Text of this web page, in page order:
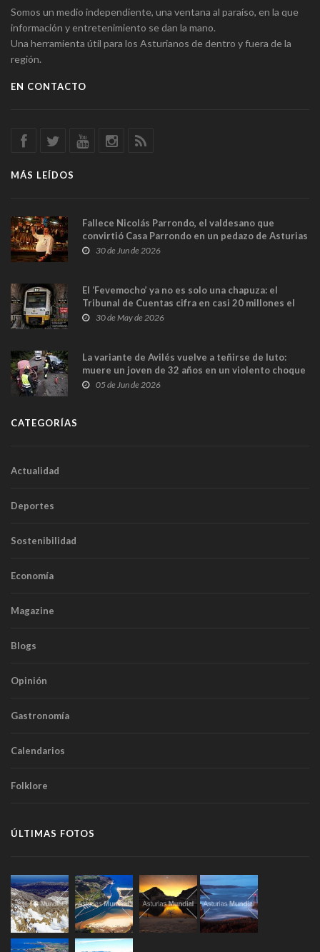
Somos un medio independiente, una ventana al paraíso, en la que
información y entretenimiento se dan la mano.
Una herramienta útil para los Asturianos de dentro y fuera de la
región.
EN CONTACTO
MÁS LEÍDOS
Fallece Nicolás Parrondo, el valdesano que
convirtió Casa Parrondo en un pedazo de Asturias
en Madrid
30 de Jun de 2026
El ‘Fevemocho’ ya no es solo una chapuza: el
Tribunal de Cuentas cifra en casi 20 millones el
sobrecoste de los trenes que no cabían por los
30 de May de 2026
La variante de Avilés vuelve a teñirse de luto:
muere un joven de 32 años en un violento choque
frontal
05 de Jun de 2026
CATEGORÍAS
Actualidad
Deportes
Sostenibilidad
Economía
Magazine
Blogs
Opinión
Gastronomía
Calendarios
Folklore
ÚLTIMAS FOTOS